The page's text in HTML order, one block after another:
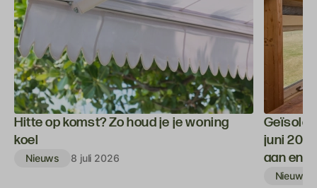
Hitte op komst? Zo houd je je woning
koel
Nieuws 8 juli 2026
juni
aan en
Nieuws